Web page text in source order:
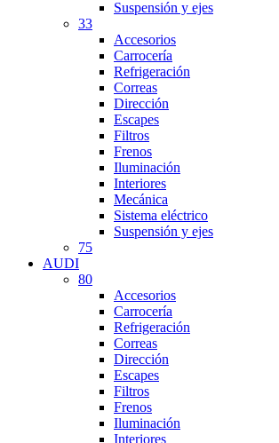
Suspensión y ejes
33
Accesorios
Carrocería
Refrigeración
Correas
Dirección
Escapes
Filtros
Frenos
Iluminación
Interiores
Mecánica
Sistema eléctrico
Suspensión y ejes
75
AUDI
80
Accesorios
Carrocería
Refrigeración
Correas
Dirección
Escapes
Filtros
Frenos
Iluminación
Interiores